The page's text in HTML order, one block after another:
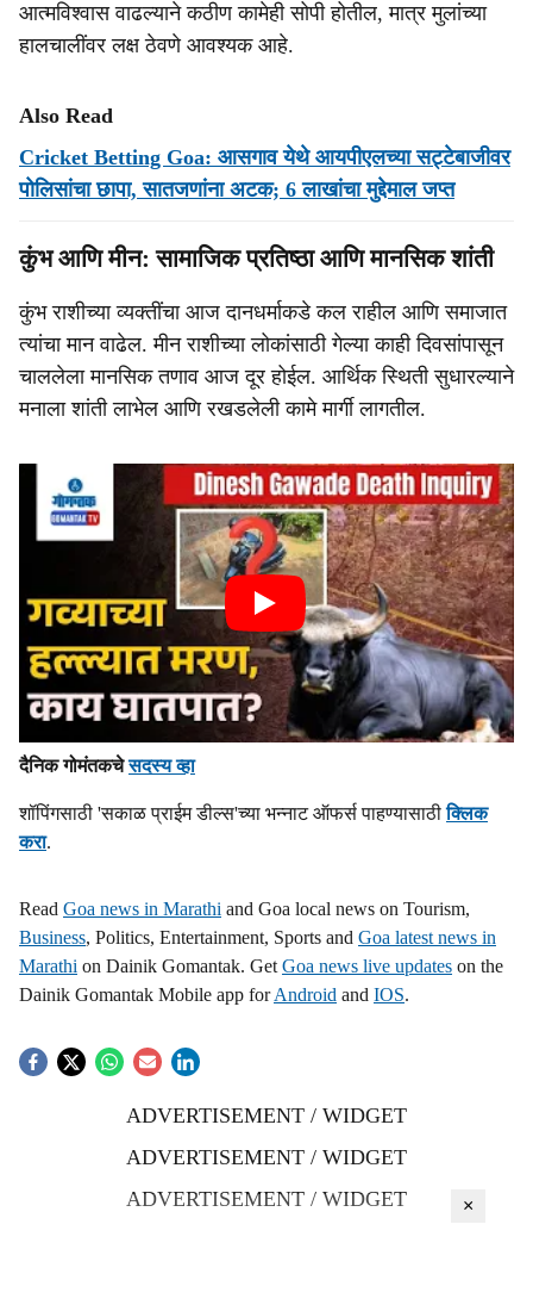
आत्मविश्वास वाढल्याने कठीण कामेही सोपी होतील, मात्र मुलांच्या
हालचालींवर लक्ष ठेवणे आवश्यक आहे.
Also Read
Cricket Betting Goa: आसगाव येथे आयपीएलच्या सट्टेबाजीवर
पोलिसांचा छापा, सातजणांना अटक; 6 लाखांचा मुद्देमाल जप्त
कुंभ आणि मीन: सामाजिक प्रतिष्ठा आणि मानसिक शांती
कुंभ राशीच्या व्यक्तींचा आज दानधर्माकडे कल राहील आणि समाजात
त्यांचा मान वाढेल. मीन राशीच्या लोकांसाठी गेल्या काही दिवसांपासून
चाललेला मानसिक तणाव आज दूर होईल. आर्थिक स्थिती सुधारल्याने
मनाला शांती लाभेल आणि रखडलेली कामे मार्गी लागतील.
दैनिक गोमंतकचेसदस्य व्हा
शॉपिंगसाठी 'सकाळ प्राईम डील्स'च्या भन्नाट ऑफर्स पाहण्यासाठीक्लिक
करा.
Read Goa news in Marathi and Goa local news on Tourism,
Business, Politics, Entertainment, Sports and Goa latest news in
Marathi on Dainik Gomantak. Get Goa news live updates on the
Dainik Gomantak Mobile app forAndroid and IOS.
ADVERTISEMENT / WIDGET
ADVERTISEMENT / WIDGET
ADVERTISEMENT / WIDGET
×